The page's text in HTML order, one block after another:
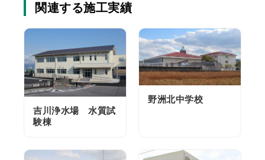
関連する施工実績
吉川浄水場 水質試
験棟
野洲北中学校